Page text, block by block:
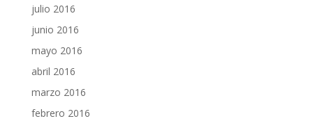
julio 2016
junio 2016
mayo 2016
abril 2016
marzo 2016
febrero 2016